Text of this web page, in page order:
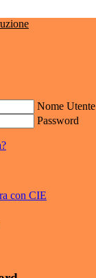
Nome Utente
Password
con CIE